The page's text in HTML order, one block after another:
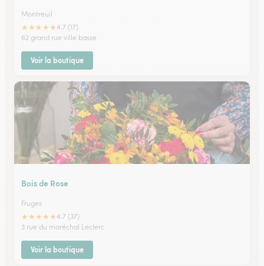
Montreuil
★★★★★4.7 (17)
62 grand rue ville basse
Voir la boutique
Bois de Rose
Fruges
★★★★★4.7 (37)
3 rue du maréchal Leclerc
Voir la boutique